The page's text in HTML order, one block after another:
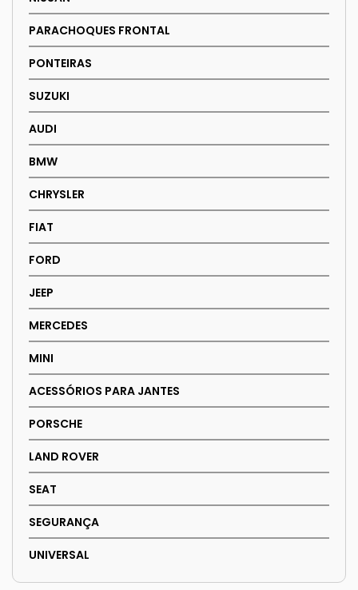
PARACHOQUES FRONTAL
PONTEIRAS
SUZUKI
AUDI
BMW
CHRYSLER
FIAT
FORD
JEEP
MERCEDES
MINI
ACESSÓRIOS PARA JANTES
PORSCHE
LAND ROVER
SEAT
SEGURANÇA
UNIVERSAL